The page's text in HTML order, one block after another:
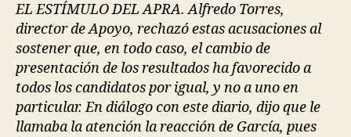
EL ESTÍMULO DEL APRA. Alfredo Torres,
director de Apoyo, rechazó estas acusaciones al
sostener que, en todo caso, el cambio de
presentación de los resultados ha favorecido a
todos los candidatos por igual, y no a uno en
particular. En diálogo con este diario, dijo que le
llamaba la atención la reacción de García, pues